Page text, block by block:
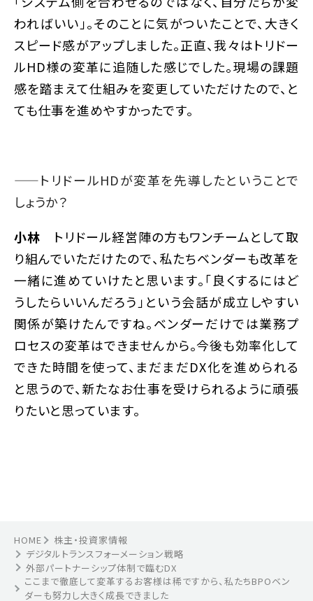
わればいい」。そのことに気がついたことで、大きく
スピード感がアップしました。正直、我々はトリドー
ルHD様の変革に追随した感じでした。現場の課題
感を踏まえて仕組みを変更していただけたので、と
ても仕事を進めやすかったです。
——トリドールHDが変革を先導したということで
しょうか？
小林 トリドール経営陣の方もワンチームとして取
り組んでいただけたので、私たちベンダーも改革を
一緒に進めていけたと思います。「良くするにはど
うしたらいいんだろう」という会話が成立しやすい
関係が築けたんですね。ベンダーだけでは業務プ
ロセスの変革はできませんから。今後も効率化して
できた時間を使って、まだまだDX化を進められる
と思うので、新たなお仕事を受けられるように頑張
りたいと思っています。
HOME
株主・投資家情報
デジタルトランスフォーメーション戦略
外部パートナーシップ体制で臨むDX
ここまで徹底して変革するお客様は稀ですから、私たちBPOベン
ダーも努力し大きく成長できました